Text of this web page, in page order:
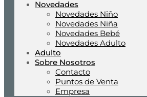
Novedades
Novedades Niño
Novedades Niña
Novedades Bebé
Novedades Adulto
Adulto
Sobre Nosotros
Contacto
Puntos de Venta
Empresa